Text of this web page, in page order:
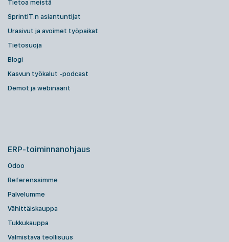
Tietoa meistä
SprintIT:n asiantuntijat
Urasivut ja avoimet työpaikat
Tietosuoja
Blogi
Kasvun työkalut -podcast
Demot ja webinaarit
ERP-toiminnanohjaus
Odoo
Referenssimme
Palvelumme
Vähittäiskauppa
Tukkukauppa
Valmistava teollisuus